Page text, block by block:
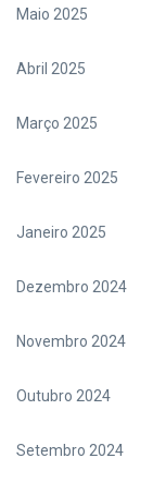
Maio 2025
Abril 2025
Março 2025
Fevereiro 2025
Janeiro 2025
Dezembro 2024
Novembro 2024
Outubro 2024
Setembro 2024